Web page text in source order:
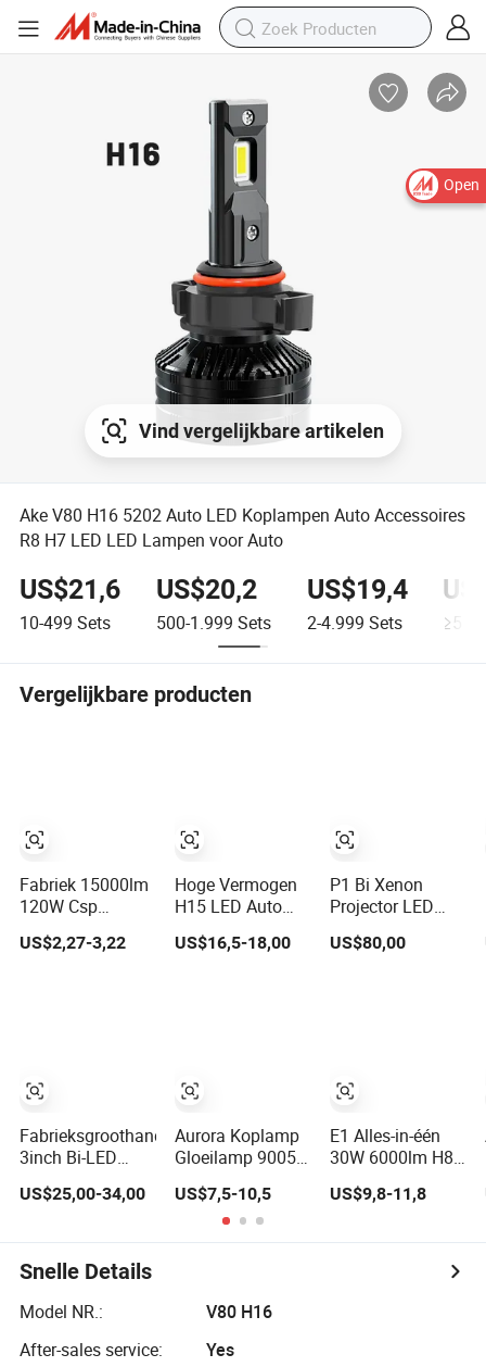
Open
Vind vergelijkbare artikelen
Ake V80 H16 5202 Auto LED Koplampen Auto Accessoires
R8 H7 LED LED Lampen voor Auto
US$21,6
10-499 Sets
US$20,2
500-1.999 Sets
US$19,4
2-4.999 Sets ≥5
Vergelijkbare producten
Fabriek 15000lm
120W Csp
9006 Auto LED
US$2,27-3,22
Fabrieksgroothandel
3inch Bi-LED
Projector Lens
70W Auto
Gloeilamp
US$25,00-34,00
Hoge Vermogen
H15 LED Auto
Gloeilamp 45W
US$16,5-18,00
Aurora Koplamp
Gloeilamp 9005
9006 Auto
Koplamp Laag
H11 H7 H4 Auto
LED Koplamp
US$7,5-10,5
P1 Bi Xenon
Projector LED
24V 65W
US$80,00
E1 Alles-in-één
30W 6000lm H8
H11 Auto LED
Koplamp Bulb
US$9,8-11,8
Snelle Details
Model NR.:
V80 H16
After-sales service:
Yes